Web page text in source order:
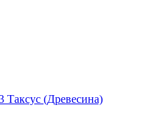
Таксус (Древесина)